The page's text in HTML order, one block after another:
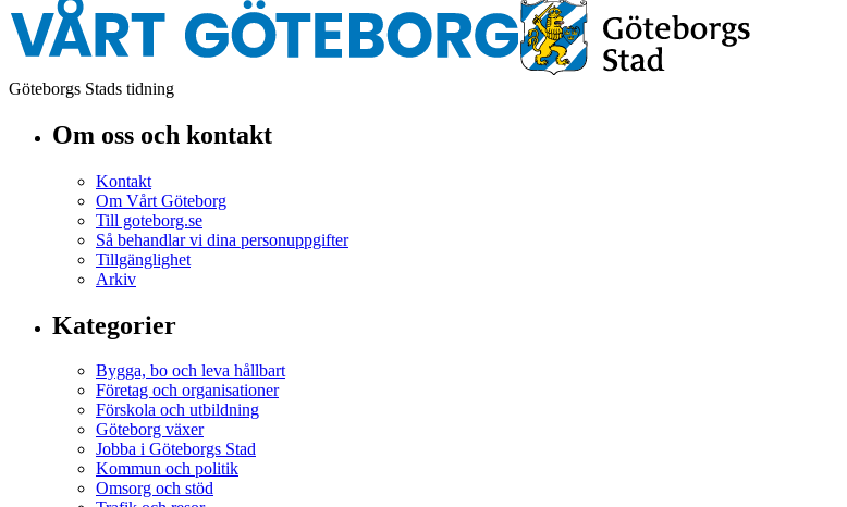
Göteborgs Stads tidning
Om oss och kontakt
Kontakt
Om Vårt Göteborg
Till goteborg.se
Så behandlar vi dina personuppgifter
Tillgänglighet
Arkiv
Kategorier
Bygga, bo och leva hållbart
Företag och organisationer
Förskola och utbildning
Göteborg växer
Jobba i Göteborgs Stad
Kommun och politik
Omsorg och stöd